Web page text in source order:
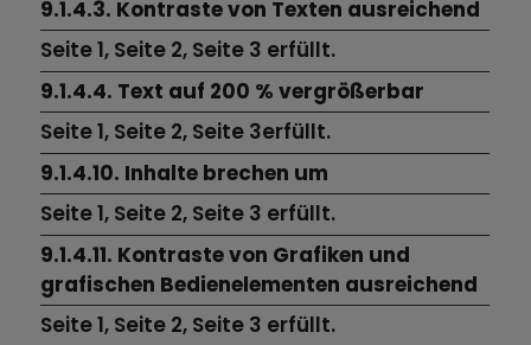
9.1.4.3. Kontraste von Texten ausreichend
Seite 1, Seite 2, Seite 3 erfüllt.
9.1.4.4. Text auf 200 % vergrößerbar
Seite 1, Seite 2, Seite 3erfüllt.
9.1.4.10. Inhalte brechen um
Seite 1, Seite 2, Seite 3 erfüllt.
9.1.4.11. Kontraste von Grafiken und
grafischen Bedienelementen ausreichend
Seite 1, Seite 2, Seite 3 erfüllt.